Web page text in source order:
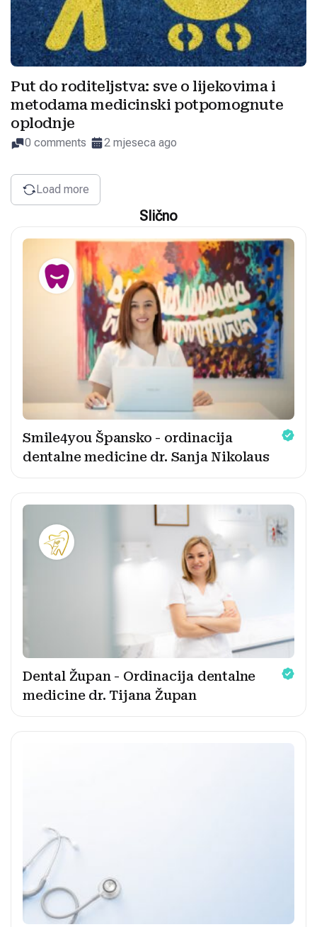
Put do roditeljstva: sve o lijekovima i
metodama medicinski potpomognute
oplodnje
0 comments 2 mjeseca ago
Load more
Slično
Smile4you Špansko - ordinacija
dentalne medicine dr. Sanja Nikolaus
Dental Župan - Ordinacija dentalne
medicine dr. Tijana Župan